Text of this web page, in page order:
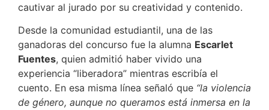
cautivar al jurado por su creatividad y contenido.
Desde la comunidad estudiantil, una de las
ganadoras del concurso fue la alumna Escarlet
Fuentes, quien admitió haber vivido una
experiencia “liberadora” mientras escribía el
cuento. En esa misma línea señaló que “la violencia
de género, aunque no queramos está inmersa en la